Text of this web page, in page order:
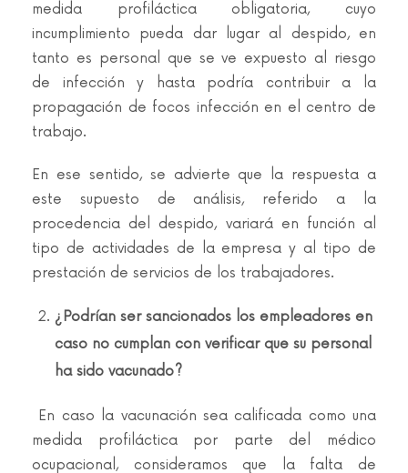
medida profiláctica obligatoria, cuyo
incumplimiento pueda dar lugar al despido, en
tanto es personal que se ve expuesto al riesgo
de infección y hasta podría contribuir a la
propagación de focos infección en el centro de
trabajo.
En ese sentido, se advierte que la respuesta a
este supuesto de análisis, referido a la
procedencia del despido, variará en función al
tipo de actividades de la empresa y al tipo de
prestación de servicios de los trabajadores.
¿Podrían ser sancionados los empleadores en
caso no cumplan con verificar que su personal
ha sido vacunado?
En caso la vacunación sea calificada como una
medida profiláctica por parte del médico
ocupacional, consideramos que la falta de